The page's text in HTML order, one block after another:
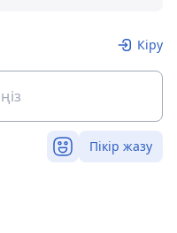
Кіру
Пікір жазу